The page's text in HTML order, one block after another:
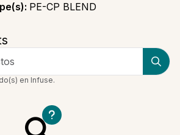
: PE-CP BLEND
en Infuse.